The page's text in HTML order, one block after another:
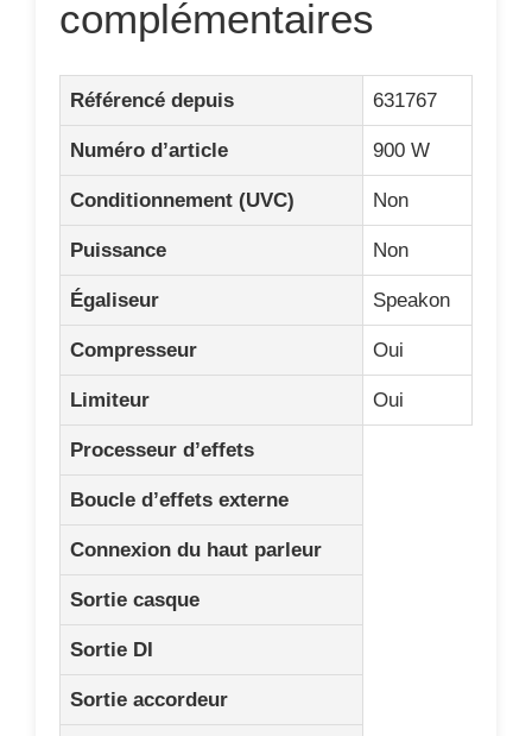
complémentaires
Référencé depuis 631767
Numéro d’article 900 W
Conditionnement (UVC) Non
Puissance Non
Égaliseur Speakon
Compresseur Oui
Limiteur Oui
Processeur d’effets
Boucle d’effets externe
Connexion du haut parleur
Sortie casque
Sortie DI
Sortie accordeur